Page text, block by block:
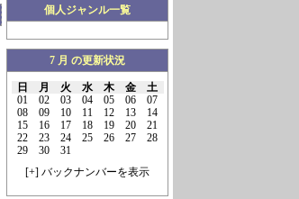
個人ジャンル一覧
7 月 の更新状況
日 月 火 水 木 金
土
01
02 03 04 05 06
07
08
09 10 11 12 13
14
15
16 17 18 19 20
21
22
23 24 25 26 27
28
29
30
31
[+] バックナンバーを表示